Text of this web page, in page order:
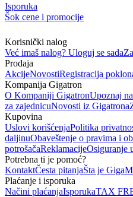
Isporuka
Šok cene i promocije
Korisnički nalog
Već imaš nalog? Uloguj se sada
Prodaja
AkcijeNovostiRegistracija
Kompanija Gigatron
O Kompaniji GigatronUpoznaj
za zajednicuNovosti iz Gigatrona
Kupovina
Uslovi korišćenjaPolitika
daljinuObaveštenje o pravima i
potrošačaReklamacijeOsiguranje
Potrebna ti je pomoć?
KontaktČesta pitanjaŠta je
Plaćanje i isporuka
Načini plaćanjaIsporukaTAX